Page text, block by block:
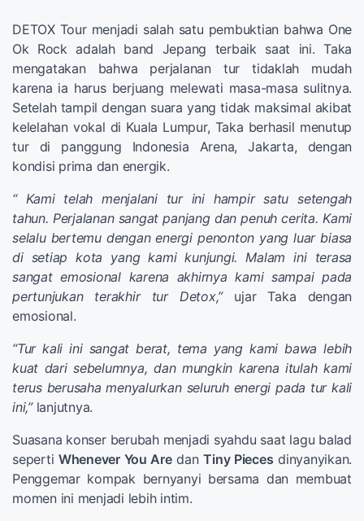
DETOX Tour menjadi salah satu pembuktian bahwa One
Ok Rock adalah band Jepang terbaik saat ini. Taka
mengatakan bahwa perjalanan tur tidaklah mudah
karena ia harus berjuang melewati masa-masa sulitnya.
Setelah tampil dengan suara yang tidak maksimal akibat
kelelahan vokal di Kuala Lumpur, Taka berhasil menutup
tur di panggung Indonesia Arena, Jakarta, dengan
kondisi prima dan energik.
“ Kami telah menjalani tur ini hampir satu setengah
tahun. Perjalanan sangat panjang dan penuh cerita. Kami
selalu bertemu dengan energi penonton yang luar biasa
di setiap kota yang kami kunjungi. Malam ini terasa
sangat emosional karena akhirnya kami sampai pada
pertunjukan terakhir tur Detox,”ujar Taka dengan
emosional.
“Tur kali ini sangat berat, tema yang kami bawa lebih
kuat dari sebelumnya, dan mungkin karena itulah kami
terus berusaha menyalurkan seluruh energi pada tur kali
ini,”lanjutnya.
Suasana konser berubah menjadi syahdu saat lagu balad
seperti Whenever You AredanTiny Pieces dinyanyikan.
Penggemar kompak bernyanyi bersama dan membuat
momen ini menjadi lebih intim.